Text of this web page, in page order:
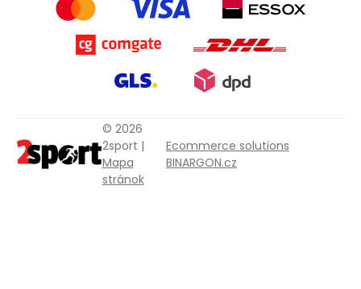
© 2026
2sport |
Mapa
stránok
Ecommerce solutions
BINARGON.cz